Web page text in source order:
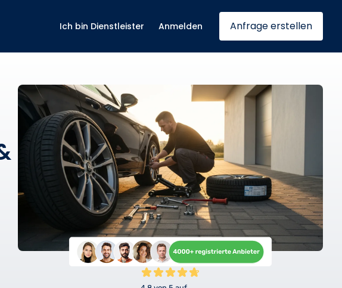
Ich bin Dienstleister Anmelden Anfrage erstellen